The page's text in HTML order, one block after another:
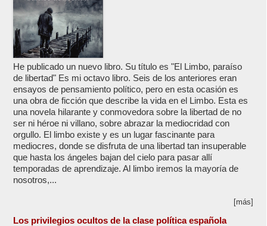
He publicado un nuevo libro. Su título es "El Limbo, paraíso
de libertad" Es mi octavo libro. Seis de los anteriores eran
ensayos de pensamiento político, pero en esta ocasión es
una obra de ficción que describe la vida en el Limbo. Esta es
una novela hilarante y conmovedora sobre la libertad de no
ser ni héroe ni villano, sobre abrazar la mediocridad con
orgullo. El limbo existe y es un lugar fascinante para
mediocres, donde se disfruta de una libertad tan insuperable
que hasta los ángeles bajan del cielo para pasar allí
temporadas de aprendizaje. Al limbo iremos la mayoría de
nosotros,...
[más]
Los privilegios ocultos de la clase política española